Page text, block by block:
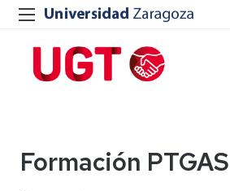
Formación PTGAS